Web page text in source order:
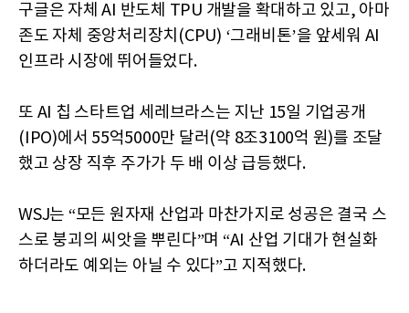
구글은 자체 AI 반도체 TPU 개발을 확대하고 있고, 아마
존도 자체 중앙처리장치(CPU) ‘그래비톤’을 앞세워 AI
인프라 시장에 뛰어들었다.
또 AI 칩 스타트업 세레브라스는 지난 15일 기업공개
(IPO)에서 55억5000만 달러(약 8조3100억 원)를 조달
했고 상장 직후 주가가 두 배 이상 급등했다.
WSJ는 “모든 원자재 산업과 마찬가지로 성공은 결국 스
스로 붕괴의 씨앗을 뿌린다”며 “AI 산업 기대가 현실화
하더라도 예외는 아닐 수 있다”고 지적했다.